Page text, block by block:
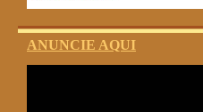
ANUNCIE AQUI